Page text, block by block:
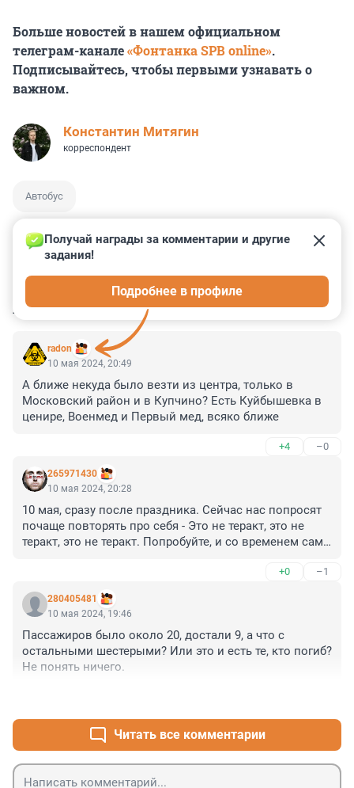
Больше новостей в нашем официальном
телеграм-канале«Фонтанка SPB online».
Подписывайтесь, чтобы первыми узнавать о
важном.
Константин Митягин
корреспондент
Автобус
КОММЕНТАРИИ 9
radon
Получай награды за комментарии и другие
задания!
Подробнее в профиле
10 мая 2024, 20:49
А ближе некуда было везти из центра, только в
Московский район и в Купчино? Есть Куйбышевка в
ценире, Военмед и Первый мед, всяко ближе
+4 –0
265971430
10 мая 2024, 20:28
10 мая, сразу после праздника. Сейчас нас попросят
почаще повторять про себя - Это не теракт, это не
теракт, это не теракт. Попробуйте, и со временем сами
+0 –1
280405481
10 мая 2024, 19:46
Пассажиров было около 20, достали 9, а что с
остальными шестерыми? Или это и есть те, кто погиб?
Не понять ничего.
Читать все комментарии